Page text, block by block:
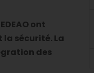
ont
sécurité. La
des